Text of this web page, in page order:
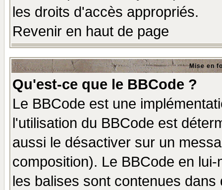
les droits d'accès appropriés.
Revenir en haut de page
Mise en
Qu'est-ce que le BBCode ?
Le BBCode est une
l'utilisation du BBCode est
aussi le désactiver sur un
composition). Le BBCode en
les balises sont contenues